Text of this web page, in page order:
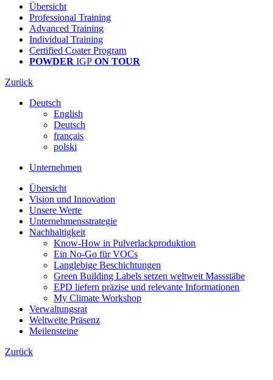
Übersicht
Professional Training
Advanced Training
Individual Training
Certified Coater Program
POWDER IGP ON TOUR
Zurück
Deutsch
English
Deutsch
français
polski
Unternehmen
Übersicht
Vision und Innovation
Unsere Werte
Unternehmensstrategie
Nachhaltigkeit
Know-How in Pulverlackproduktion
Ein No-Go für VOCs
Langlebige Beschichtungen
Green Building Labels setzen weltweit Massstäbe
EPD liefern präzise und relevante Informationen
My Climate Workshop
Verwaltungsrat
Weltweite Präsenz
Meilensteine
Zurück